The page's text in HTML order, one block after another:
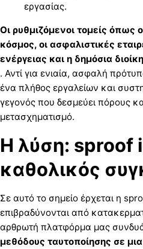
εργασίας.
Οι ρυθμιζόμενοι τομείς όπως
κόσμος, οι ασφαλιστικές
ενέργειας και η δημόσια
. Αντί για ενιαία, ασφαλή
ένα πλήθος εργαλείων και
γεγονός που δεσμεύει πόρους
μετασχηματισμό.
Η λύση: sproof
καθολικός
Σε αυτό το σημείο έρχεται η
επιβραδύνονται από
αρθρωτή πλατφόρμα μας
μεθόδους ταυτοποίησης σε μια